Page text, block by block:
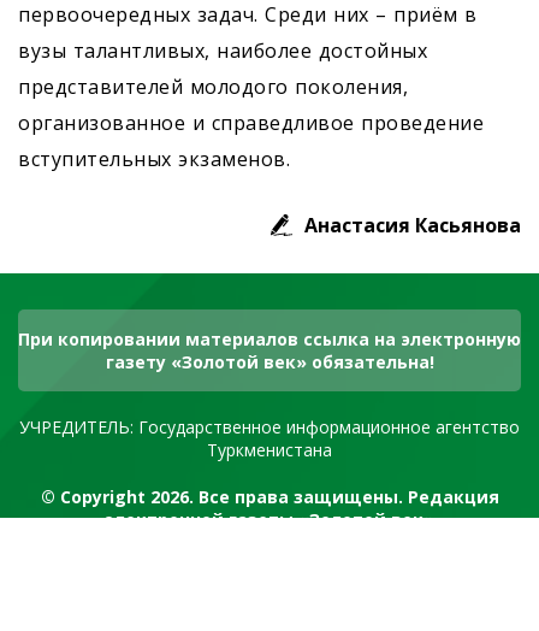
первоочередных задач. Среди них – приём в
вузы талантливых, наиболее дос­тойных
представителей молодого поколения,
организованное и справедливое проведение
вступительных экзаменов.
Анастасия Касьянова
При копировании материалов ссылка на электронную
газету «Золотой век» обязательна!
УЧРЕДИТЕЛЬ: Государственное информационное агентство
Туркменистана
© Copyright 2026. Все права защищены. Редакция
электронной газеты «Золотой век»